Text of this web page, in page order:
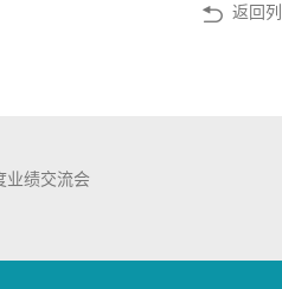
返回
业绩交流会